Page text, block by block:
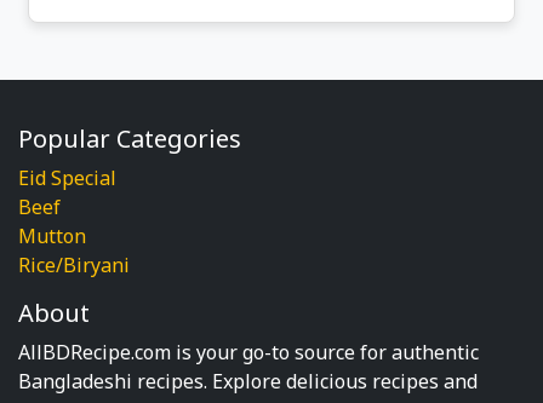
Popular Categories
Eid Special
Beef
Mutton
Rice/Biryani
About
AllBDRecipe.com is your go-to source for authentic
Bangladeshi recipes. Explore delicious recipes and